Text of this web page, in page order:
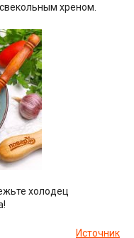
хреном.
холодец
Источник